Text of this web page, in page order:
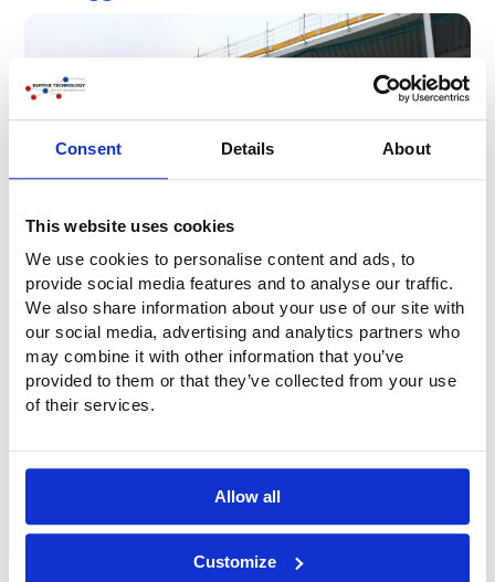
Consent Details About
This website uses cookies
We use cookies to personalise content and ads, to
provide social media features and to analyse our traffic.
We also share information about your use of our site with
our social media, advertising and analytics partners who
may combine it with other information that you’ve
provided to them or that they’ve collected from your use
of their services.
Allow all
Customize